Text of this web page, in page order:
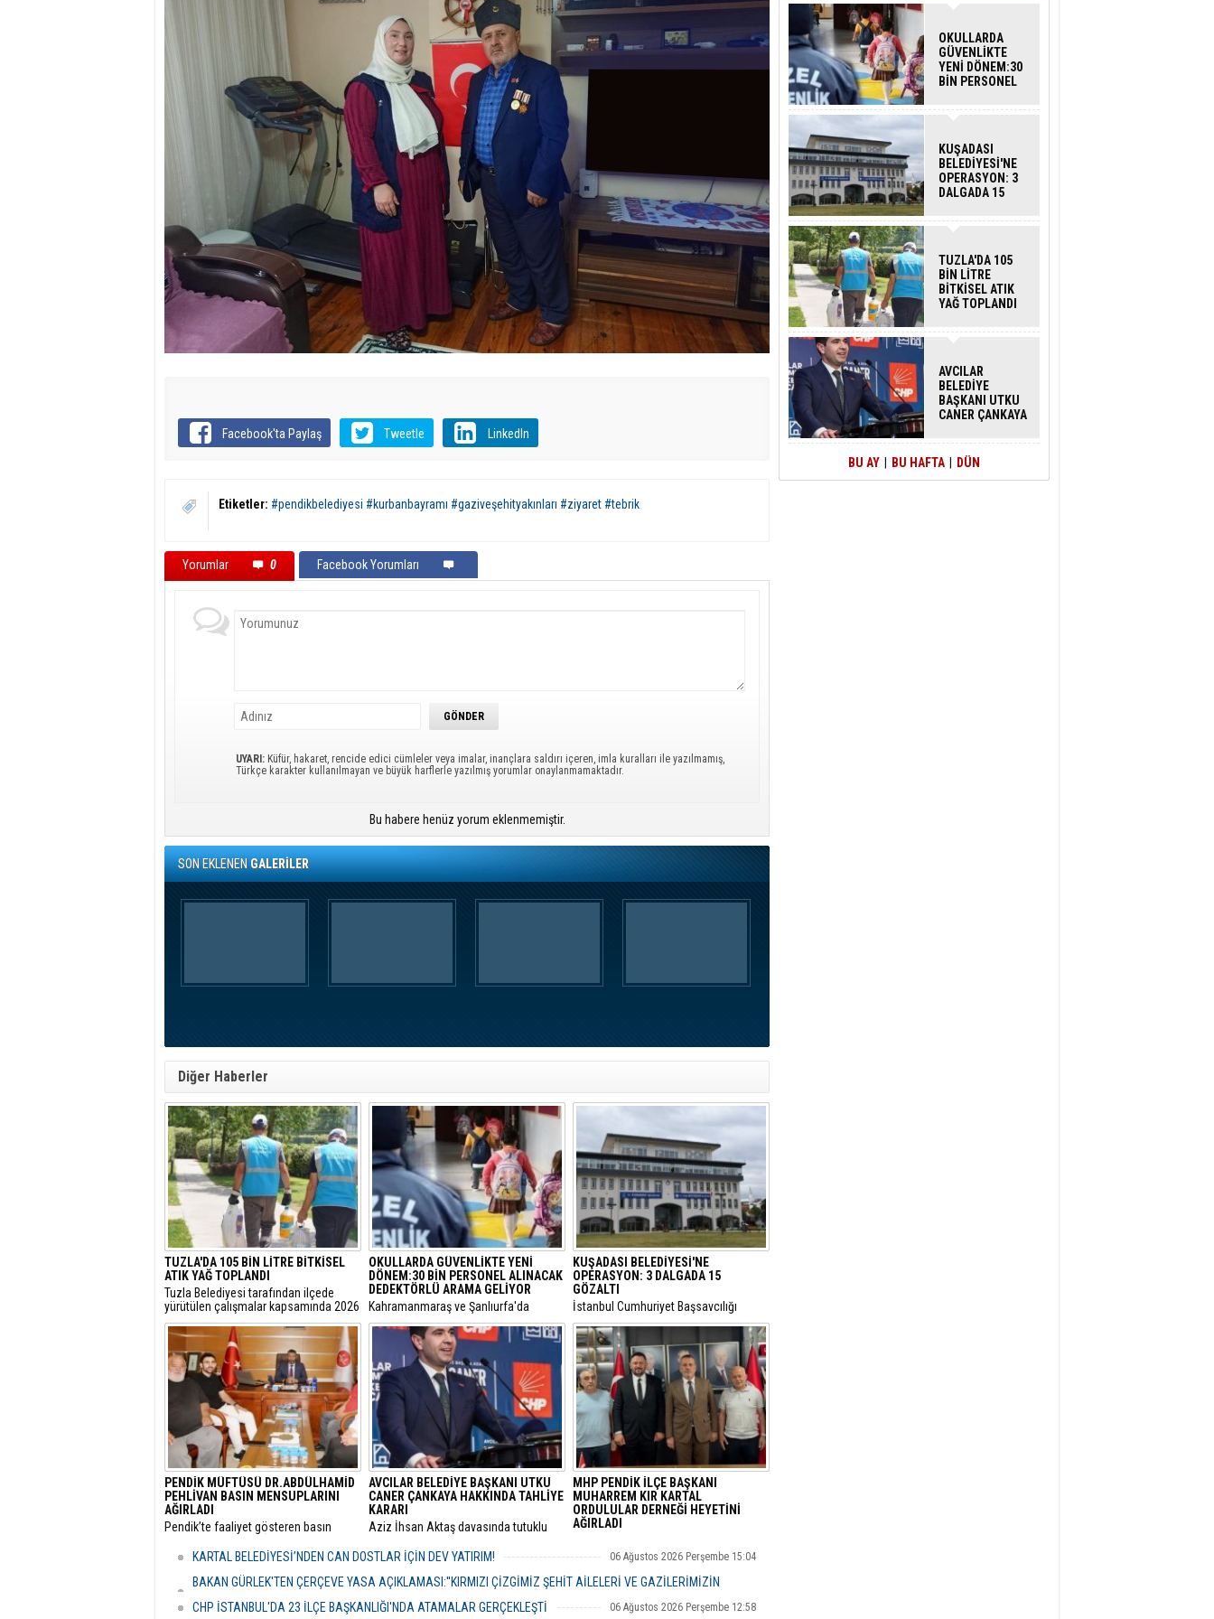
Facebook'ta Paylaş Tweetle LinkedIn
Etiketler: #pendikbelediyesi #kurbanbayramı #gaziveşehityakınları #ziyaret #tebrik
Yorumlar 0 Facebook Yorumları
UYARI: Küfür, hakaret, rencide edici cümleler veya imalar, inançlara saldırı içeren, imla kuralları ile yazılmamış,
Türkçe karakter kullanılmayan ve büyük harflerle yazılmış yorumlar onaylanmamaktadır.
Bu habere henüz yorum eklenmemiştir.
SON EKLENENGALERİLER
Diğer Haberler
TUZLA'DA 105 BİN LİTRE BİTKİSEL
ATIK YAĞ TOPLANDI
Tuzla Belediyesi tarafından ilçede
yürütülen çalışmalar kapsamında 2026
yılında 105 bin litre bitkisel atık yağ
toplandı.
OKULLARDA GÜVENLİKTE YENİ
DÖNEM:30 BİN PERSONEL ALINACAK
DEDEKTÖRLÜ ARAMA GELİYOR
​Kahramanmaraş ve Şanlıurfa'da
meydana gelen okul saldırılarının
ardından eğitim kurumlarındaki
güvenlik önlemleri baştan aşağı
yenileniyor.
KUŞADASI BELEDİYESİ'NE
OPERASYON: 3 DALGADA 15
GÖZALTI
​İstanbul Cumhuriyet Başsavcılığı
bünyesinde yürütülen kapsamlı
"rüşvet" ve "irtikap" soruşturmasında
Kuşadası Belediyesi’ne yönelik üçüncü
dalga operasyonu düzenlendi.
PENDİK MÜFTÜSÜ DR.ABDÜLHAMİD
PEHLİVAN BASIN MENSUPLARINI
AĞIRLADI
​Pendik’te faaliyet gösteren basın
görevine başlayan Dr. Abdulhamid
yeni görevi için tebriklerini iletti.
AVCILAR BELEDİYE BAŞKANI UTKU
CANER ÇANKAYA HAKKINDA TAHLİYE
KARARI
​Aziz İhsan Aktaş davasında tutuklu
Utku Caner Çaykara ile Seyhan
Belediyesi Temizlik İşleri Müdürü
Özcan Zenger için tahliye kararı çıktı.
MHP PENDİK İLÇE BAŞKANI
MUHARREM KIR KARTAL
ORDULULAR DERNEĞİ HEYETİNİ
AĞIRLADI
İlçe Başkanlığı, bölgedeki sivil toplum
kuruluşlarıyla temaslarını sürdürüyor.
KARTAL BELEDİYESİ’NDEN CAN DOSTLAR İÇİN DEV YATIRIM! 06 Ağustos 2026 Perşembe 15:04
BAKAN GÜRLEK'TEN ÇERÇEVE YASA AÇIKLAMASI:''KIRMIZI ÇİZGİMİZ ŞEHİT AİLELERİ VE GAZİLERİMİZİN
HASSASİYETİDİR''
CHP İSTANBUL'DA 23 İLÇE BAŞKANLIĞI'NDA ATAMALAR GERÇEKLEŞTİ 06 Ağustos 2026 Perşembe 12:58
OKULLARDA
GÜVENLİKTE
YENİ DÖNEM:30
BİN PERSONEL
DEDEKTÖRLÜ
KUŞADASI
BELEDİYESİ'NE
OPERASYON: 3
DALGADA 15
TUZLA'DA 105
BİN LİTRE
BİTKİSEL ATIK
YAĞ TOPLANDI
AVCILAR
BELEDİYE
BAŞKANI UTKU
CANER ÇANKAYA
TAHLİYE KARARI
BU AY
BU HAFTA DÜN